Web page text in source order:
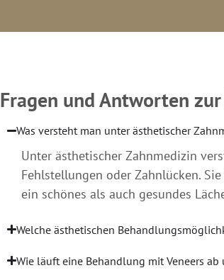
Fragen und Antworten
Was versteht man unter ästhetischer
Unter ästhetischer Zahnmedizin
Fehlstellungen oder Zahnlücken.
ein schönes als auch gesundes
Welche ästhetischen
Wie läuft eine Behandlung mit Veneers